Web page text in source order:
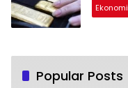
Ekonomi
Popular Posts